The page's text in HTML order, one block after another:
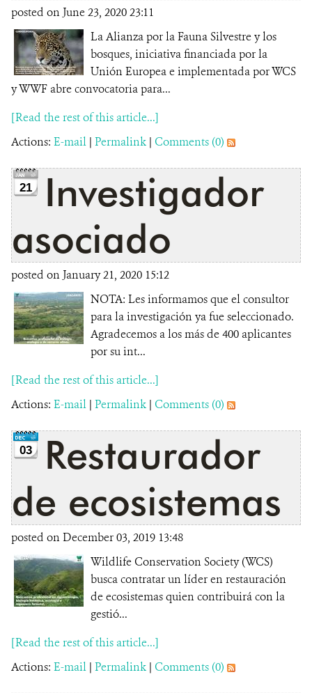
posted on June 23, 2020 23:11
La Alianza por la Fauna Silvestre y los
bosques, iniciativa financiada por la
Unión Europea e implementada por WCS
y WWF abre convocatoria para...
[Read the rest of this article...]
Actions: E-mail | Permalink | Comments (0)
21
Investigador
asociado
posted on January 21, 2020 15:12
NOTA: Les informamos que el consultor
para la investigación ya fue seleccionado.
Agradecemos a los más de 400 aplicantes
por su int...
[Read the rest of this article...]
Actions: E-mail | Permalink | Comments (0)
03
Restaurador
de ecosistemas
posted on December 03, 2019 13:48
Wildlife Conservation Society (WCS)
busca contratar un líder en restauración
de ecosistemas quien contribuirá con la
gestió...
[Read the rest of this article...]
Actions: E-mail | Permalink | Comments (0)